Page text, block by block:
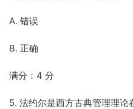
A. 错误
B. 正确
满分：4 分
5. 法约尔是西方古典管理理